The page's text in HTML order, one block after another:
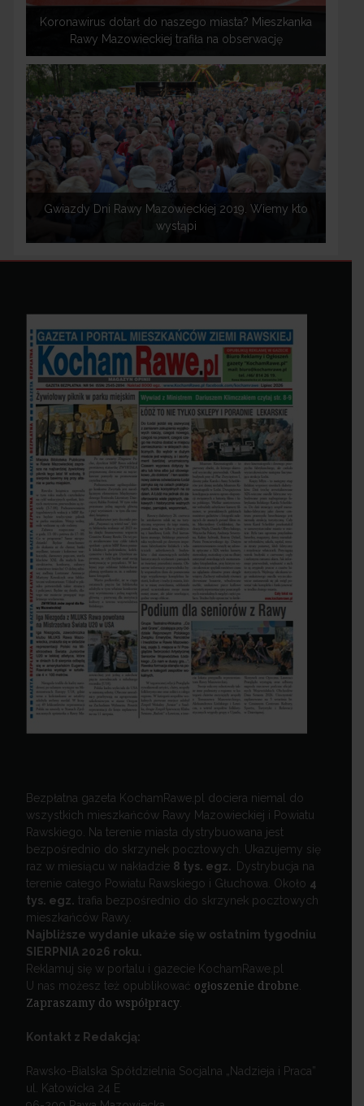
Koronawirus dotarł do naszego miasta? Mieszkanka
Rawy Mazowieckiej trafiła na obserwację
Gwiazdy Dni Rawy Mazowieckiej 2019. Wiemy kto
wystąpi
Bezpłatna gazeta KochamRawe.pl dociera niemal do
wszystkich mieszkańców Rawy Mazowieckiej i Powiatu
Rawskiego. Na terenie miasta dystrybuowana jest
bezpośrednio do skrzynek pocztowych. Ukazujemy się
raz w miesiącu w nakładzie 8 tys. egz.
Dystrybucja na
terenie całego Powiatu Rawskiego i Głuchowa. Około 4
tys. egz. trafia bezpośrednio do skrzynek pocztowych
mieszkańców Rawy.
Najbliższe wydanie ukaże się w ostatnim tygodniu
SIERPNIA 2026 roku.
Reklamuj się w portalu i gazecie KochamRawe.pl
U nas możesz też opublikować ogłoszenie drobne
Zapraszamy do współpracy.
Kontakt z Redakcją:
Rawsko-Bialska Spółdzielnia Socjalna „Nadzieja i Praca”
ul. Katowicka 24 E